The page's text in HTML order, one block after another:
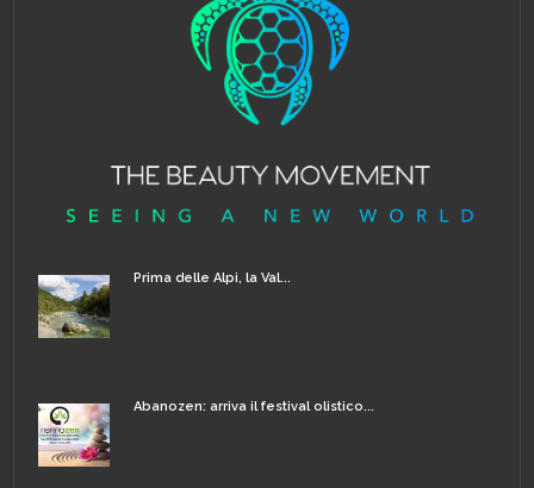
Prima delle Alpi, la Val...
Abanozen: arriva il festival olistico...